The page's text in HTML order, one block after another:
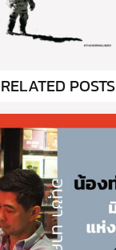
RELATED POSTS